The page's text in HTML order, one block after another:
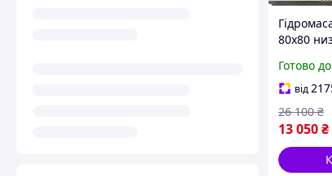
80х80
Душові
гідробокс
Готово
від
13 050₴
26 100 ₴